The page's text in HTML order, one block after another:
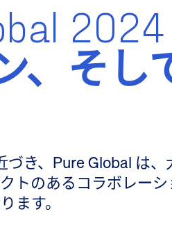
、そし
き、Pure Global は
トのあるコラボレー
ます。